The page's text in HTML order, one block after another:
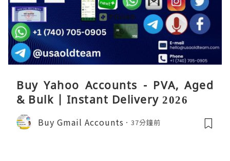
Buy Yahoo Accounts - PVA, Aged
& Bulk | Instant Delivery 2026
Buy Gmail Accounts 37分鐘前